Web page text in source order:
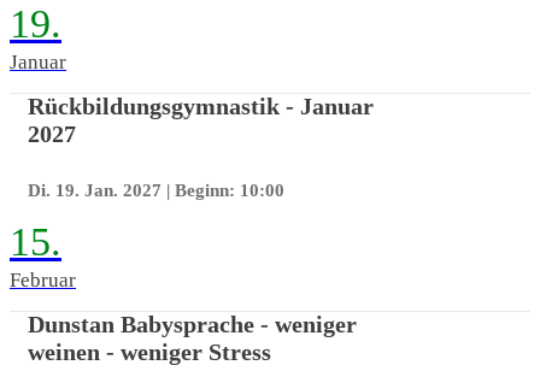
19.
Januar
Rückbildungsgymnastik - Januar
2027
Di. 19. Jan. 2027 | Beginn: 10:00
15.
Februar
Dunstan Babysprache - weniger
weinen - weniger Stress